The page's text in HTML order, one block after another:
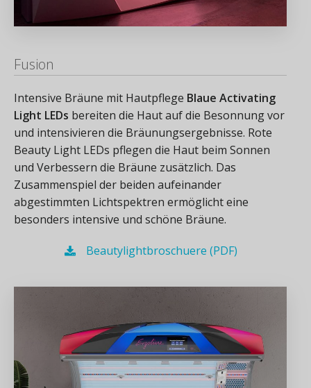
Fusion
Intensive Bräune mit Hautpflege Blaue Activating
Light LEDs bereiten die Haut auf die Besonnung vor
und intensivieren die Bräunungsergebnisse. Rote
Beauty Light LEDs pflegen die Haut beim Sonnen
und Verbessern die Bräune zusätzlich. Das
Zusammenspiel der beiden aufeinander
abgestimmten Lichtspektren ermöglicht eine
besonders intensive und schöne Bräune.
Beautylightbroschuere (PDF)